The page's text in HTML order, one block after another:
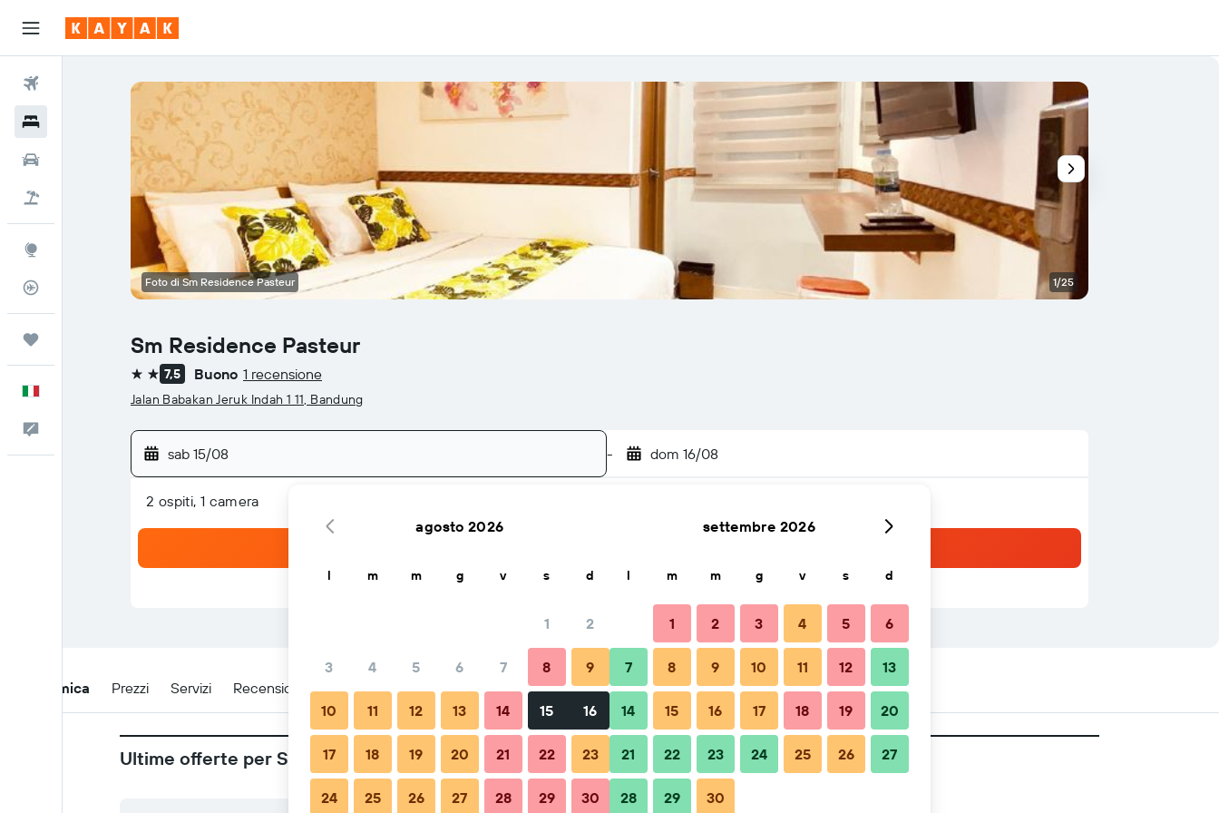
Pacchetti vacanze
Sm Residence Pasteur
2 stelle
7,5 Buono 1 recensione
Jalan Babakan Jeruk Indah 1 11, Bandung
sab 15/08 - dom 16/08
2 ospiti, 1 camera
Foto di Sm Residence Pasteur 1/25
Panoramica Prezzi Servizi Recensioni Posizione Consigli e domande frequenti Soggiorni nelle vicinanze
Ultime offerte per Sm Residence Pasteur
agosto 2026
l m m g v s d
1 2
3 4 5 6 7 8 9
10 11 12 13 14 15 16
17 18 19 20 21 22 23
24 25 26 27 28 29 30
settembre 2026
l m m g v s d
1 2 3 4 5 6
7 8 9 10 11 12 13
14 15 16 17 18 19 20
21 22 23 24 25 26 27
28 29 30